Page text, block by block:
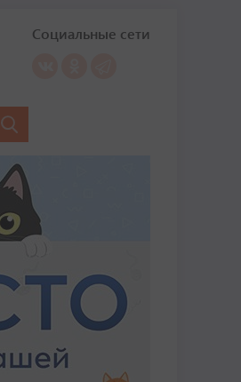
Социальные сети